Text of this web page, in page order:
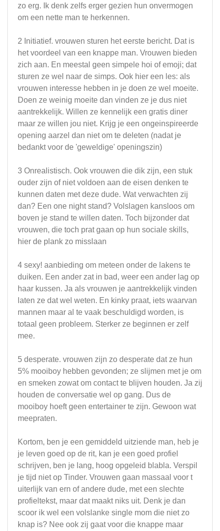
zo erg. Ik denk zelfs erger gezien hun onvermogen
om een nette man te herkennen.
2 Initiatief. vrouwen sturen het eerste bericht. Dat is
het voordeel van een knappe man. Vrouwen bieden
zich aan. En meestal geen simpele hoi of emoji; dat
sturen ze wel naar de simps. Ook hier een les: als
vrouwen interesse hebben in je doen ze wel moeite.
Doen ze weinig moeite dan vinden ze je dus niet
aantrekkelijk. Willen ze kennelijk een gratis diner
maar ze willen jou niet. Krijg je een ongeinspireerde
opening aarzel dan niet om te deleten (nadat je
bedankt voor de 'geweldige' openingszin)
3 Onrealistisch. Ook vrouwen die dik zijn, een stuk
ouder zijn of niet voldoen aan de eisen denken te
kunnen daten met deze dude. Wat verwachten zij
dan? Een one night stand? Volslagen kansloos om
boven je stand te willen daten. Toch bijzonder dat
vrouwen, die toch prat gaan op hun sociale skills,
hier de plank zo misslaan
4 sexy! aanbieding om meteen onder de lakens te
duiken. Een ander zat in bad, weer een ander lag op
haar kussen. Ja als vrouwen je aantrekkelijk vinden
laten ze dat wel weten. En kinky praat, iets waarvan
mannen maar al te vaak beschuldigd worden, is
totaal geen probleem. Sterker ze beginnen er zelf
mee.
5 desperate. vrouwen zijn zo desperate dat ze hun
5% mooiboy hebben gevonden; ze slijmen met je om
en smeken zowat om contact te blijven houden. Ja zij
houden de conversatie wel op gang. Dus de
mooiboy hoeft geen entertainer te zijn. Gewoon wat
meepraten.
Kortom, ben je een gemiddeld uitziende man, heb je
je leven goed op de rit, kan je een goed profiel
schrijven, ben je lang, hoog opgeleid blabla. Verspil
je tijd niet op Tinder. Vrouwen gaan massaal voor t
uiterlijk van ern of andere dude, met een slechte
profieltekst, maar dat maakt niks uit. Denk je dan
scoor ik wel een volslanke single mom die niet zo
knap is? Nee ook zij gaat voor die knappe maar